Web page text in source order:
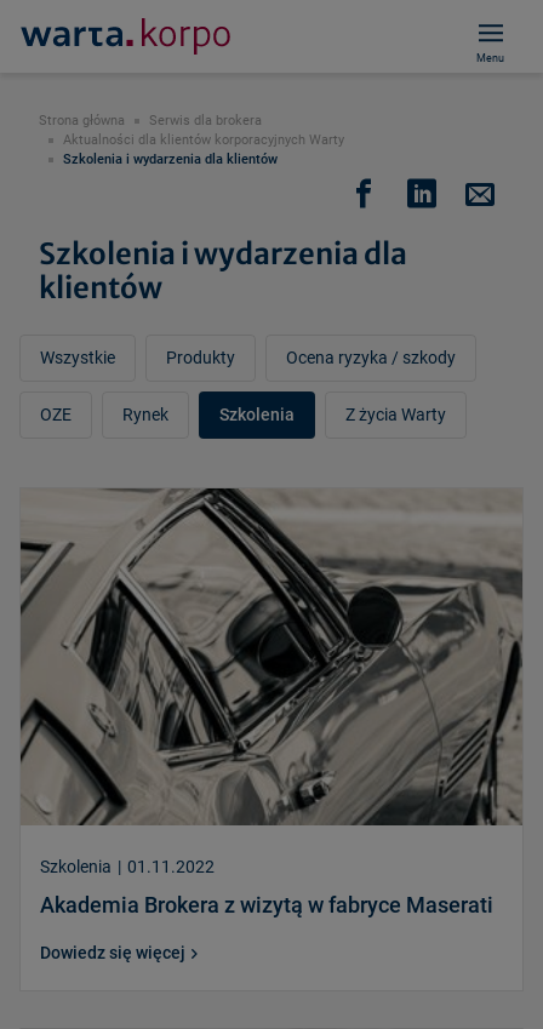
Menu
Strona główna
Serwis dla brokera
Aktualności dla klientów korporacyjnych Warty
Szkolenia i wydarzenia dla klientów
Szkolenia i wydarzenia dla
klientów
Wszystkie Produkty Ocena ryzyka / szkody
OZE Rynek Szkolenia Z życia Warty
Szkolenia | 01.11.2022
Akademia Brokera z wizytą w fabryce Maserati
Dowiedz się więcej